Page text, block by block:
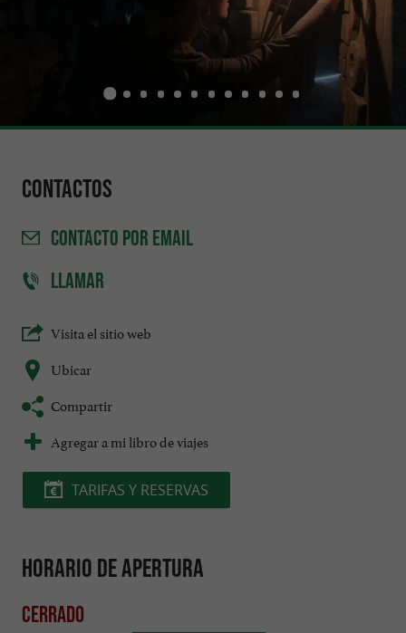
Contactos
CONTACTO POR EMAIL
LLAMAR
Visita el sitio web
Ubicar
Compartir
Agregar a mi libro de viajes
TARIFAS Y RESERVAS
Horario de apertura
Cerrado